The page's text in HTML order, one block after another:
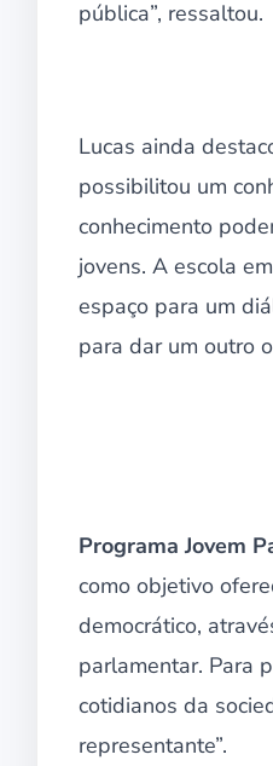
pública”, ressaltou.
Lucas ainda
possibilitou um
conhecimento
jovens. A escola
espaço para um
para dar um outro
Programa Jovem
como objetivo
democrático,
parlamentar. Para
cotidianos da
representante”.